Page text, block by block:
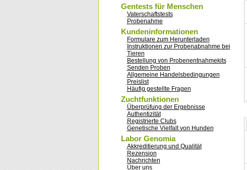
Gentests für Menschen
Vaterschaftstests
Probenahme
Kundeninformationen
Formulare zum Herunterladen
Instruktionen zur Probenabnahme bei
Tieren
Bestellung von Probenentnahmekits
Senden Proben
Allgemeine Handelsbedingungen
Preislist
Häufig gestellte Fragen
Zuchtfunktionen
Überprüfung der Ergebnisse
Authentizität
Registrierte Clubs
Genetische Vielfalt von Hunden
Labor Genomia
Akkreditierung und Qualität
Rezension
Nachrichten
Über uns